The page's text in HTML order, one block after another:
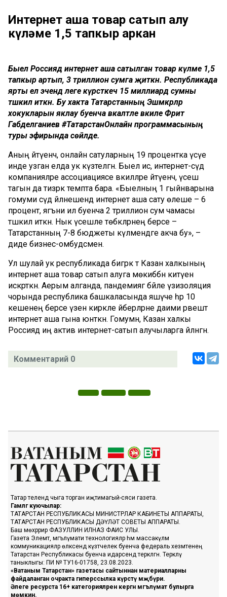
Интернет аша товар сатып алу
күләме 1,5 тапкыр аркан
Быел Россиядә интернет аша сатылган товар күләме 1,5
тапкыр артып, 3 триллион сумга җиткән. Республикада
ярты ел эчендә әлеге күрсәткеч 15 миллиард сумны
тәшкил иткән. Бу хакта Татарстанның Эшмәкәрләр
хокукларын яклау буенча вәкаләтле вәкиле Фәрит
Габделганиев #ТатарстанОнлайн программасының
туры эфирында сөйләде.
Аның әйтүенчә, онлайн сатуларның 19 процентка үсүе
инде узган елда ук күзәтелгән. Быел исә, интернет-сәүдә
компанияләре ассоциациясе вәкилләре әйтүенчә, үсеш
тагын да тизрәк темпта бара. «Быелның 1 гыйнварына
гомуми сәүдә әйләнешендә интернет аша сату өлеше – 6
процент, ягъни ил буенча 2 триллион сум чамасы
тәшкил иткән. Нык үсешле төбәкләрнең берсе –
Татарстанның 7-8 бюджеты күләмендәге акча бу», –
диде бизнес-омбудсмен.
Ул шулай ук республикада бигрәк тә Казан халкының
интернет аша товар сатып алуга мөкиббән китүен
искәрткән. Аерым алганда, пандемиягә бәйле үзизоляция
чорында республика башкаласында яшәүче һәр 10
кешенең берсе үзенә кирәкле әйберләрне даими рәвештә
интернет аша гына юнәткән. Гомумән, Казан халкы
Россиядә иң актив интернет-сатып алучыларга әйләнгән.
Комментарий 0
Татар телендә чыга торган иҗтимагый-сәяси газета.
Гамәлгә куючылар:
ТАТАРСТАН РЕСПУБЛИКАСЫ МИНИСТРЛАР КАБИНЕТЫ АППАРАТЫ,
ТАТАРСТАН РЕСПУБЛИКАСЫ ДӘҮЛӘТ СОВЕТЫ АППАРАТЫ.
Баш мөхәррир ФАЗУЛЛИН ИЛНАЗ ФАИС УЛЫ.
Газета Элемтә, мәгълүмати технологияләр һәм массакүләм
коммуникацияләр өлкәсендә күзәтчелек буенча федераль хезмәтенең
Татарстан Республикасы буенча идарәсендә теркәлгән. Теркәлү
таныклыгы: ПИ № ТУ16-01758, 23.08.2023.
«Ватаным Татарстан» газетасы сайтыннан материалларны
файдаланган очракта гиперссылка күрсәтү мәҗбүри.
Әлеге ресурста 16+ категорияләренә кергән мәгълүмат булырга
мөмкин.